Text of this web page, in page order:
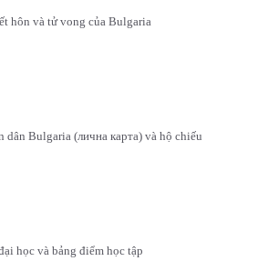
hôn và tử vong của Bulgaria
dân Bulgaria (лична карта) và hộ chiếu
học và bảng điểm học tập